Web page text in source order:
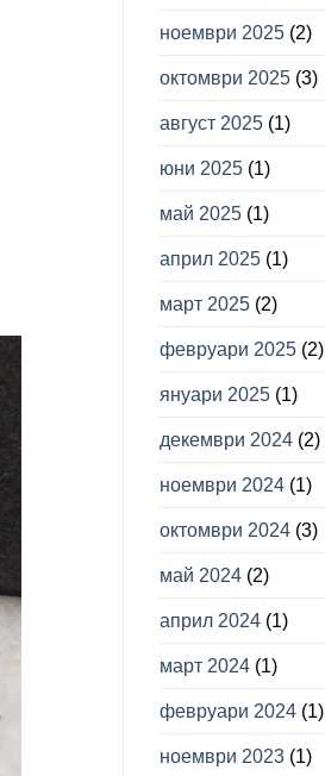
ноември 2025(2)
октомври 2025(3)
август 2025(1)
юни 2025(1)
май 2025(1)
април 2025(1)
март 2025(2)
февруари 2025(2)
януари 2025(1)
декември 2024(2)
ноември 2024(1)
октомври 2024(3)
май 2024(2)
април 2024(1)
март 2024(1)
февруари 2024(1)
ноември 2023(1)